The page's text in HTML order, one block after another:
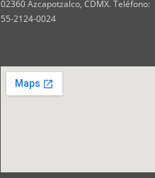
02360 Azcapotzalco, CDMX. Teléfono:
55-2124-0024